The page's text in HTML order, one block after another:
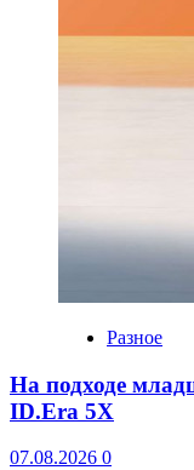
Разное
На подходе
ID.Era 5X
07.08.2026 0